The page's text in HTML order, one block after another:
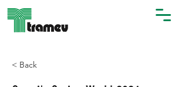
< Back